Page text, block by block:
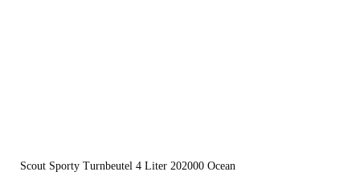
Scout Sporty Turnbeutel 4 Liter 202000 Ocean